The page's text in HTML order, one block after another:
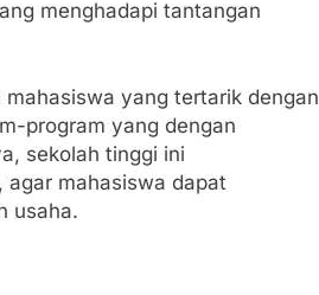
menghadapi tantangan
yang tertarik dengan
program yang dengan
sekolah tinggi ini
agar mahasiswa dapat
usaha.